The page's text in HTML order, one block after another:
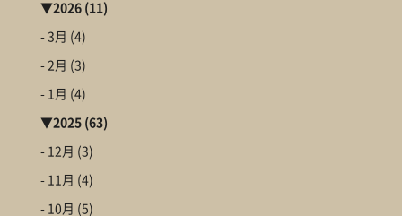
▼2026(11)
- 3月 (4)
- 2月 (3)
- 1月 (4)
▼2025(63)
- 12月 (3)
- 11月 (4)
- 10月 (5)